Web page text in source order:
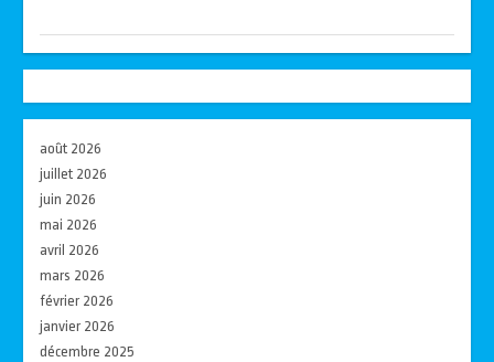
août 2026
juillet 2026
juin 2026
mai 2026
avril 2026
mars 2026
février 2026
janvier 2026
décembre 2025